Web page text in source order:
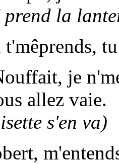
lanterne
tu
je n'me
allez vaie.
s'en va)
m'entends